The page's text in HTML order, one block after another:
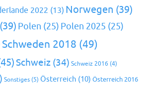
2022 (13) Norwegen (39)
(39) Polen (25) Polen 2025 (25)
Schweden 2018 (49)
Schweiz (34) Schweiz 2016 (4)
Sonstiges (5) Österreich (10) Österreich 2016